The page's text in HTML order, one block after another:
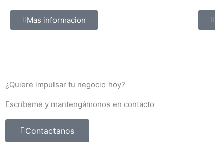
Mas informacion
¿Quiere impulsar tu negocio hoy?
Escríbeme y mantengámonos en contacto
Contactanos